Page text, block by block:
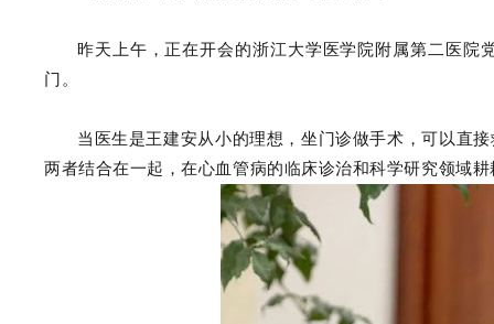
昨天上午，正在开会的浙江大学医学院附属第二医
门。
当医生是王建安从小的理想，坐门诊做手术，可以直
两者结合在一起，在心血管病的临床诊治和科学研究领域